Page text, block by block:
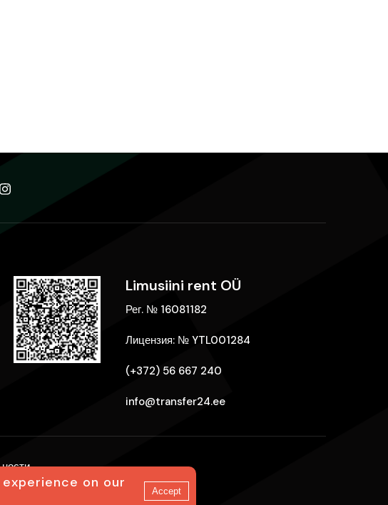
Limusiini rent OÜ
Рег. № 16081182
Лицензия: № YTL001284
(+372) 56 667 240
info@transfer24.ee
on our
Accept